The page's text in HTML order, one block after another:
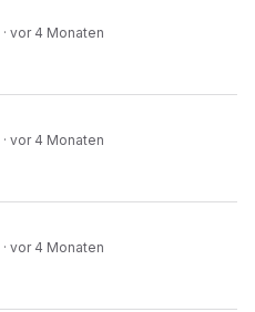
· vor 4 Monaten
· vor 4 Monaten
· vor 4 Monaten